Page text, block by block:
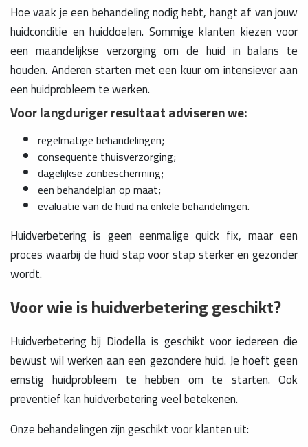
Hoe vaak je een behandeling nodig hebt, hangt af van jouw
huidconditie en huiddoelen. Sommige klanten kiezen voor
een maandelijkse verzorging om de huid in balans te
houden. Anderen starten met een kuur om intensiever aan
een huidprobleem te werken.
Voor langduriger resultaat adviseren we:
regelmatige behandelingen;
consequente thuisverzorging;
dagelijkse zonbescherming;
een behandelplan op maat;
evaluatie van de huid na enkele behandelingen.
Huidverbetering is geen eenmalige quick fix, maar een
proces waarbij de huid stap voor stap sterker en gezonder
wordt.
Voor wie is huidverbetering geschikt?
Huidverbetering bij Diodella is geschikt voor iedereen die
bewust wil werken aan een gezondere huid. Je hoeft geen
ernstig huidprobleem te hebben om te starten. Ook
preventief kan huidverbetering veel betekenen.
Onze behandelingen zijn geschikt voor klanten uit: